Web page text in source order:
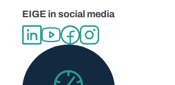
EIGE in social media